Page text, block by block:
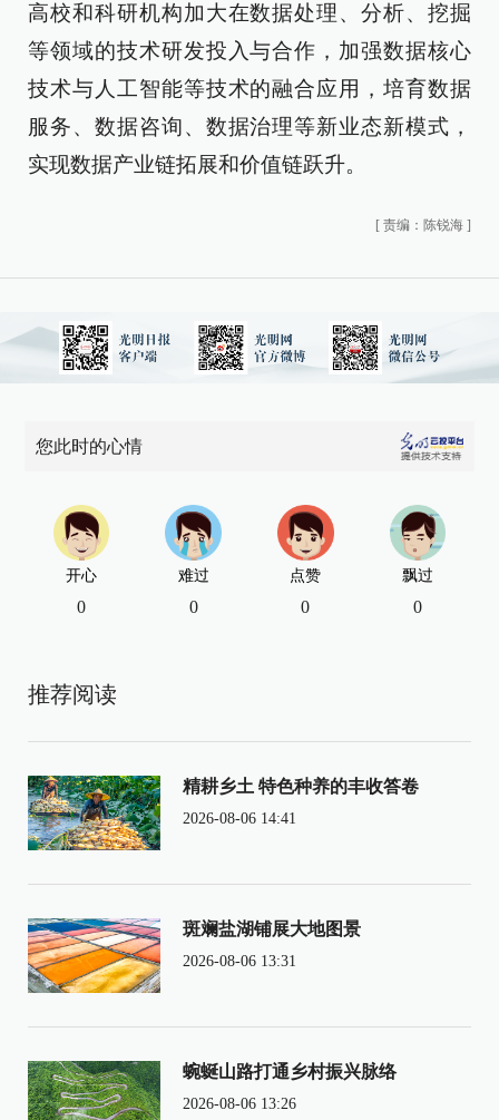
高校和科研机构加大在数据处理、分析、挖掘
等领域的技术研发投入与合作，加强数据核心
技术与人工智能等技术的融合应用，培育数据
服务、数据咨询、数据治理等新业态新模式，
实现数据产业链拓展和价值链跃升。
[ 责编：陈锐海 ]
您此时的心情
开心
0
难过
0
点赞
0
飘过
0
推荐阅读
精耕乡土 特色种养的丰收答卷
2026-08-06 14:41
斑斓盐湖铺展大地图景
2026-08-06 13:31
蜿蜒山路打通乡村振兴脉络
2026-08-06 13:26